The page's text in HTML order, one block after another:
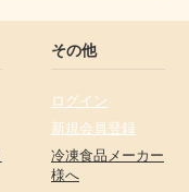
その他
ログイン
新規会員登録
冷凍食品メーカー
様へ